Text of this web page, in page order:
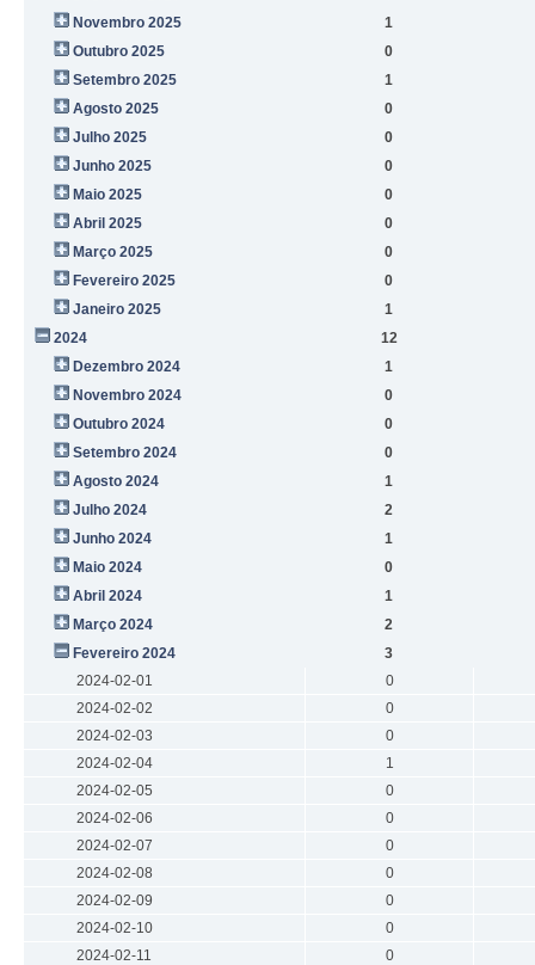
Novembro 2025
1
Outubro 2025
0
Setembro 2025
1
Agosto 2025
0
Julho 2025
0
Junho 2025
0
Maio 2025
0
Abril 2025
0
Março 2025
0
Fevereiro 2025
0
Janeiro 2025
1
2024
12
Dezembro 2024
1
Novembro 2024
0
Outubro 2024
0
Setembro 2024
0
Agosto 2024
1
Julho 2024
2
Junho 2024
1
Maio 2024
0
Abril 2024
1
Março 2024
2
Fevereiro 2024
3
2024-02-01
0
2024-02-02
0
2024-02-03
0
2024-02-04
1
2024-02-05
0
2024-02-06
0
2024-02-07
0
2024-02-08
0
2024-02-09
0
2024-02-10
0
2024-02-11
0